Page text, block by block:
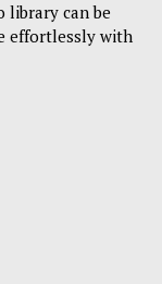
library can be
effortlessly with